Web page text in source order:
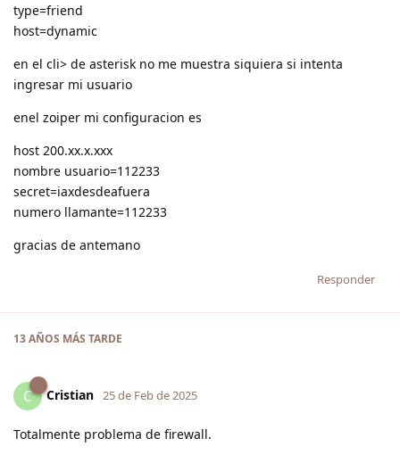
type=friend
host=dynamic
en el cli> de asterisk no me muestra siquiera si intenta
ingresar mi usuario
enel zoiper mi configuracion es
host 200.xx.x.xxx
nombre usuario=112233
secret=iaxdesdeafuera
numero llamante=112233
gracias de antemano
Responder
13 AÑOS MÁS TARDE
C Cristian 25 de Feb de 2025
Totalmente problema de firewall.